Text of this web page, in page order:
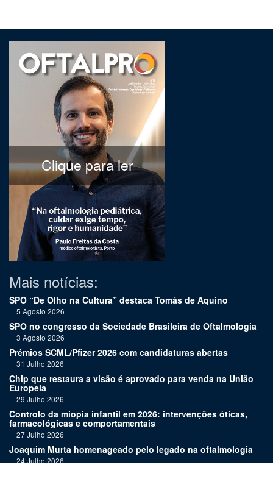
Clique para ler
Mais notícias:
SPO “De Olho na Cultura” destaca Tomás de Aquino
5 Agosto 2026
SPO no congresso da Sociedade Brasileira de Oftalmologia
3 Agosto 2026
Prémios SCML/Pfizer 2026 com candidaturas abertas
31 Julho 2026
Chip que restaura a visão é aprovado para venda na União
Europeia
29 Julho 2026
Controlo da miopia infantil em 2026: intervenções óticas,
farmacológicas e comportamentais
27 Julho 2026
Joaquim Murta homenageado pelo legado na oftalmologia
24 Julho 2026